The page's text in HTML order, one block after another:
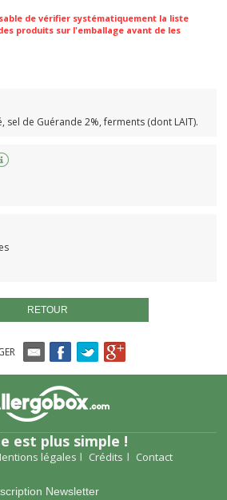
de vérifier systématiquement la liste
produits sur l'emballage avant de les
sel de Guérande 2%, ferments (dont LAIT).
RETOUR
est plus simple !
légales Crédits Contact
Newsletter